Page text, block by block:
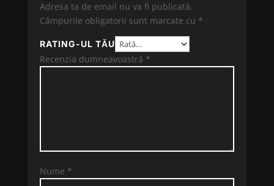
Adresa ta de email nu va fi publicată.
Câmpurile obligatorii sunt marcate cu *
RATING-UL TĂU
Recenzia dumneavoastră *
Nume *